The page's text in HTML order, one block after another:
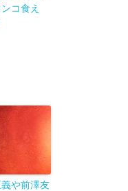
コ食え
や前澤友